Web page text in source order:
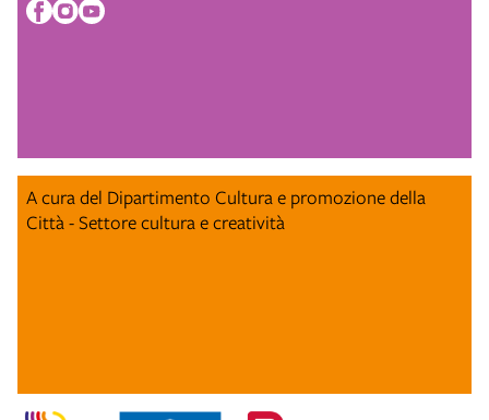
A cura del Dipartimento Cultura e promozione della
Città - Settore cultura e creatività